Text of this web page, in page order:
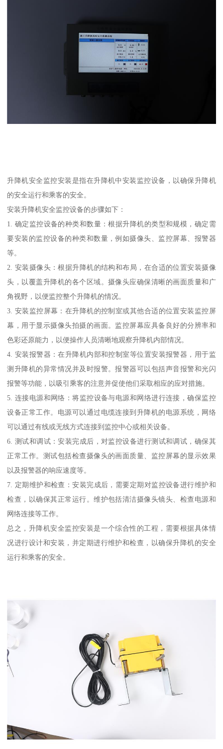
升降机安全监控安装是指在升降机中安装监控设备，以确保升降机
的安全运行和乘客的安全。
安装升降机安全监控设备的步骤如下：
1. 确定监控设备的种类和数量：根据升降机的类型和规模，确定需
要安装的监控设备的种类和数量，例如摄像头、监控屏幕、报警器
等。
2. 安装摄像头：根据升降机的结构和布局，在合适的位置安装摄像
头，以覆盖升降机的各个区域。摄像头应确保清晰的画面质量和广
角视野，以便监控整个升降机的情况。
3. 安装监控屏幕：在升降机的控制室或其他合适的位置安装监控屏
幕，用于显示摄像头拍摄的画面。监控屏幕应具备良好的分辨率和
色彩还原能力，以便操作人员清晰地观察升降机内部情况。
4. 安装报警器：在升降机内部和控制室等位置安装报警器，用于监
测升降机的异常情况并及时报警。报警器可以包括声音报警和光闪
报警等功能，以吸引乘客的注意并促使他们采取相应的应对措施。
5. 连接电源和网络：将监控设备与电源和网络进行连接，确保监控
设备正常工作。电源可以通过电缆连接到升降机的电源系统，网络
可以通过有线或无线方式连接到监控中心或相关设备。
6. 测试和调试：安装完成后，对监控设备进行测试和调试，确保其
正常工作。测试包括检查摄像头的画面质量、监控屏幕的显示效果
以及报警器的响应速度等。
7. 定期维护和检查：安装完成后，需要定期对监控设备进行维护和
检查，以确保其正常运行。维护包括清洁摄像头镜头、检查电源和
网络连接等工作。
总之，升降机安全监控安装是一个综合性的工程，需要根据具体情
况进行设计和安装，并定期进行维护和检查，以确保升降机的安全
运行和乘客的安全。